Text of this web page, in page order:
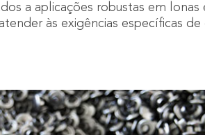
a aplicações robustas em
às exigências específicas